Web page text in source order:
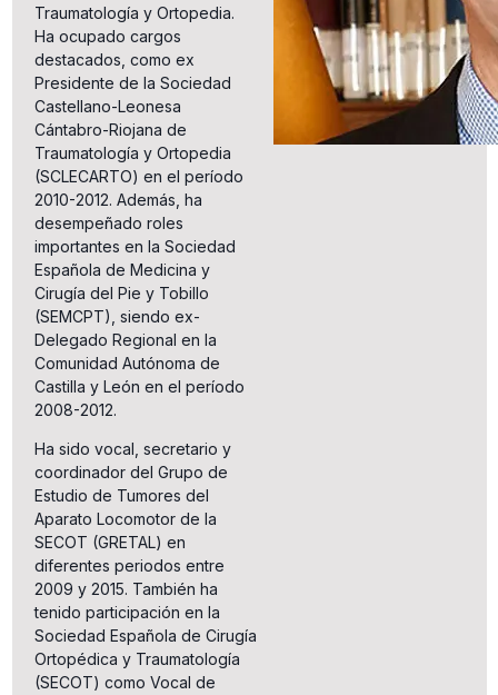
Traumatología y Ortopedia.
Ha ocupado cargos
destacados, como ex
Presidente de la Sociedad
Castellano-Leonesa
Cántabro-Riojana de
Traumatología y Ortopedia
(SCLECARTO) en el período
2010-2012. Además, ha
desempeñado roles
importantes en la Sociedad
Española de Medicina y
Cirugía del Pie y Tobillo
(SEMCPT), siendo ex-
Delegado Regional en la
Comunidad Autónoma de
Castilla y León en el período
2008-2012.
Ha sido vocal, secretario y
coordinador del Grupo de
Estudio de Tumores del
Aparato Locomotor de la
SECOT (GRETAL) en
diferentes periodos entre
2009 y 2015. También ha
tenido participación en la
Sociedad Española de Cirugía
Ortopédica y Traumatología
(SECOT) como Vocal de